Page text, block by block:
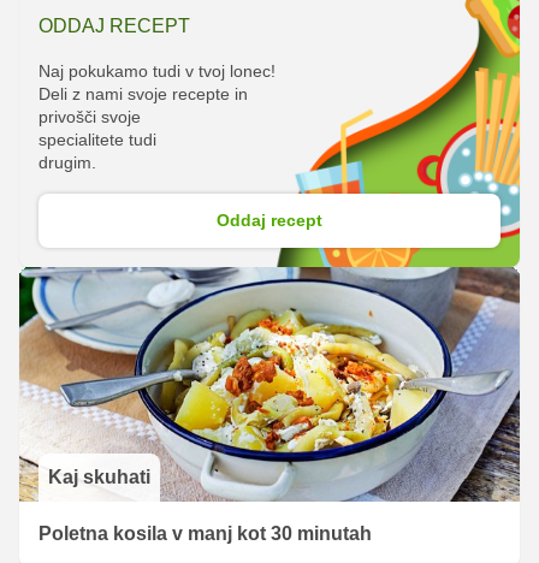
ODDAJ RECEPT
Naj pokukamo tudi v tvoj lonec!
Deli z nami svoje recepte in
privošči svoje
specialitete tudi
drugim.
Oddaj recept
Kaj skuhati
Poletna kosila v manj kot 30 minutah